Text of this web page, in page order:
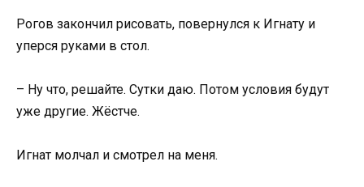
Рогов закончил рисовать, повернулся к Игнату и
уперся руками в стол.
– Ну что, решайте. Сутки даю. Потом условия будут
уже другие. Жёстче.
Игнат молчал и смотрел на меня.